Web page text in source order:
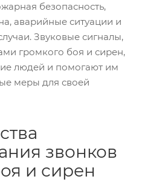
безопасность,
аварийные ситуации и
Звуковые сигналы,
громкого боя и сирен,
людей и помогают им
меры для своей
звонков
и сирен